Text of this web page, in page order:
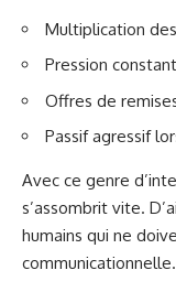
Multiplication
Pression
Offres de
Passif agressif
Avec ce genre
s’assombrit vite.
humains qui ne
communicationnelle.